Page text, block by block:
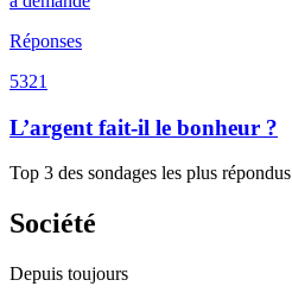
Réponses
5321
L’argent fait-il le bonheur ?
Top 3 des sondages les plus répondus
Société
Depuis toujours